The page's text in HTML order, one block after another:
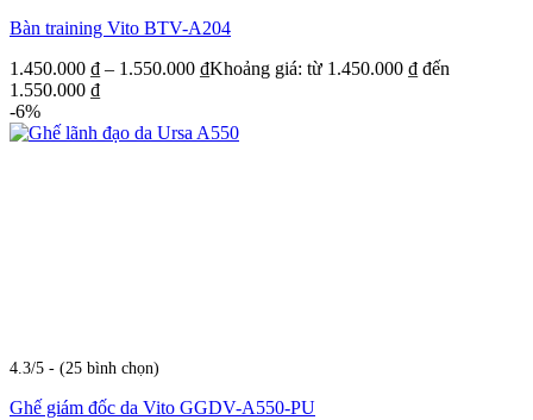
Bàn training Vito BTV-A204
1.450.000 ₫ – 1.550.000 ₫Khoảng giá: từ 1.450.000 ₫ đến
1.550.000 ₫
-6%
4.3/5 - (25 bình chọn)
Ghế giám đốc da Vito GGDV-A550-PU